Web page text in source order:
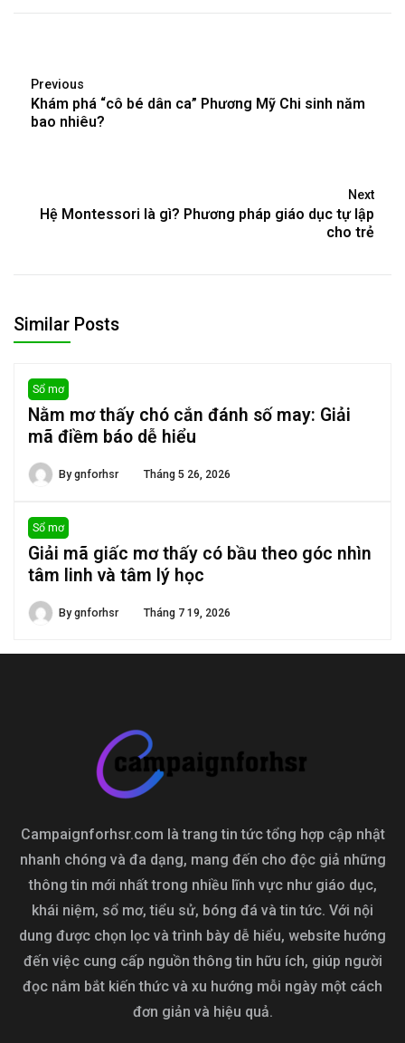
Previous
Khám phá “cô bé dân ca” Phương Mỹ Chi sinh năm
bao nhiêu?
Next
Hệ Montessori là gì? Phương pháp giáo dục tự lập
cho trẻ
Similar Posts
Sổ mơ
Nằm mơ thấy chó cắn đánh số may: Giải
mã điềm báo dễ hiểu
Bygnforhsr Tháng 5 26, 2026
Sổ mơ
Giải mã giấc mơ thấy có bầu theo góc nhìn
tâm linh và tâm lý học
Bygnforhsr Tháng 7 19, 2026
Campaignforhsr.com là trang tin tức tổng hợp cập nhật
nhanh chóng và đa dạng, mang đến cho độc giả những
thông tin mới nhất trong nhiều lĩnh vực như giáo dục,
khái niệm, sổ mơ, tiểu sử, bóng đá và tin tức. Với nội
dung được chọn lọc và trình bày dễ hiểu, website hướng
đến việc cung cấp nguồn thông tin hữu ích, giúp người
đọc nắm bắt kiến thức và xu hướng mỗi ngày một cách
đơn giản và hiệu quả.